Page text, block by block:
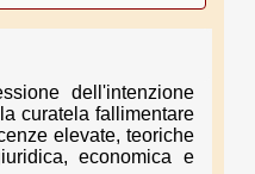
dell'intenzione
curatela fallimentare
elevate, teoriche
economica e